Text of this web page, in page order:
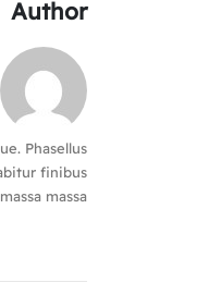
Author
Phasellus
finibus
massa.